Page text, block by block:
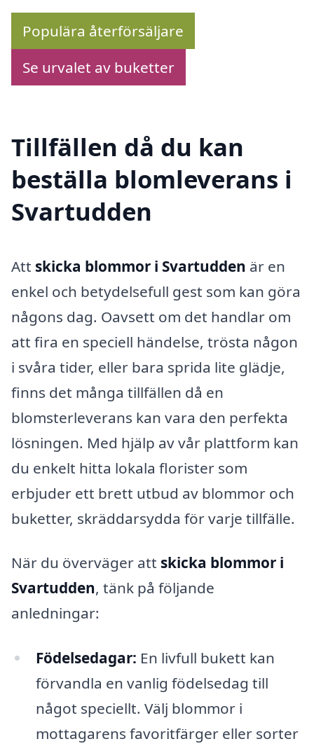
Populära återförsäljare
Se urvalet av buketter
Tillfällen då du kan
beställa blomleverans i
Svartudden
Att skicka blommor i Svartudden är en
enkel och betydelsefull gest som kan göra
någons dag. Oavsett om det handlar om
att fira en speciell händelse, trösta någon
i svåra tider, eller bara sprida lite glädje,
finns det många tillfällen då en
blomsterleverans kan vara den perfekta
lösningen. Med hjälp av vår plattform kan
du enkelt hitta lokala florister som
erbjuder ett brett utbud av blommor och
buketter, skräddarsydda för varje tillfälle.
När du överväger att skicka blommor i
Svartudden, tänk på följande
anledningar:
Födelsedagar: En livfull bukett kan
förvandla en vanlig födelsedag till
något speciellt. Välj blommor i
mottagarens favoritfärger eller sorter